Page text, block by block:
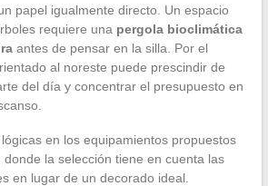
papel igualmente directo. Un espacio
requiere una pergola bioclimática
antes de pensar en la silla. Por el
al noreste puede prescindir de
del día y concentrar el presupuesto en
en los equipamientos propuestos
donde la selección tiene en cuenta las
en lugar de un decorado ideal.